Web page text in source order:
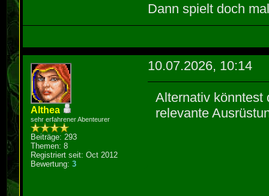
Dann spielt doch
Althea
sehr erfahrener Abenteurer
Beiträge: 293
Themen: 8
Registriert seit: Oct 2012
Bewertung:3
10.07.2026, 10:14
Alternativ könntest
relevante